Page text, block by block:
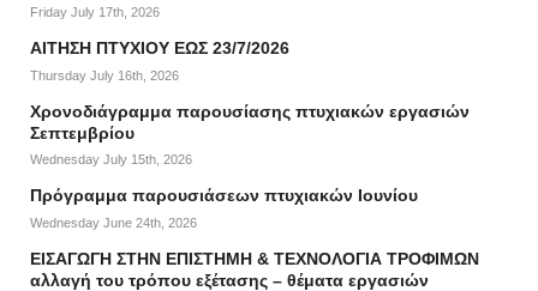
Friday July 17th, 2026
ΑΙΤΗΣΗ ΠΤΥΧΙΟΥ ΕΩΣ 23/7/2026
Thursday July 16th, 2026
Χρονοδιάγραμμα παρουσίασης πτυχιακών εργασιών
Σεπτεμβρίου
Wednesday July 15th, 2026
Πρόγραμμα παρουσιάσεων πτυχιακών Ιουνίου
Wednesday June 24th, 2026
ΕΙΣΑΓΩΓΗ ΣΤΗΝ ΕΠΙΣΤΗΜΗ & ΤΕΧΝΟΛΟΓΙΑ ΤΡΟΦΙΜΩΝ
αλλαγή του τρόπου εξέτασης – θέματα εργασιών